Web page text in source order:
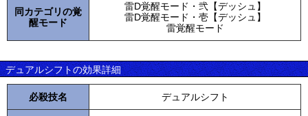
同カテゴリの覚
醒モード
雷D覚醒モード・弐【デッシュ】
雷D覚醒モード・壱【デッシュ】
雷覚醒モード
デュアルシフトの効果詳細
必殺技名 デュアルシフト